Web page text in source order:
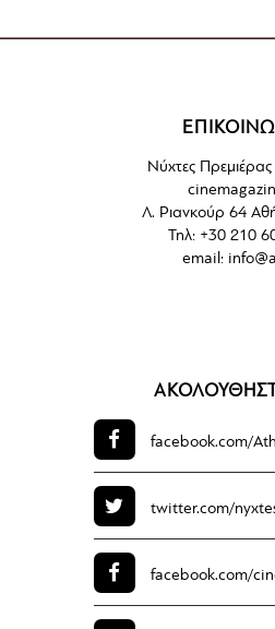
Νύχτες
Λ. Ριανκούρ 64
Τηλ: +30 210
email:
facebook.com/
twitter.com/
facebook.com/